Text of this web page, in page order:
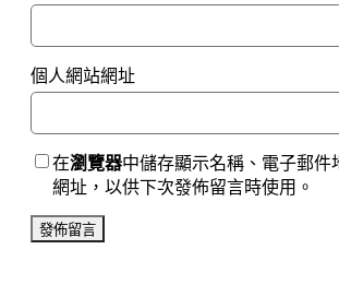
個人網站網址
在瀏覽器中儲存顯示名稱、電子郵件
網址，以供下次發佈留言時使用。